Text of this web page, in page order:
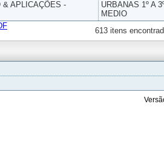
& APLICAÇÕES -
URBANAS 1º A
MEDIO
613 itens